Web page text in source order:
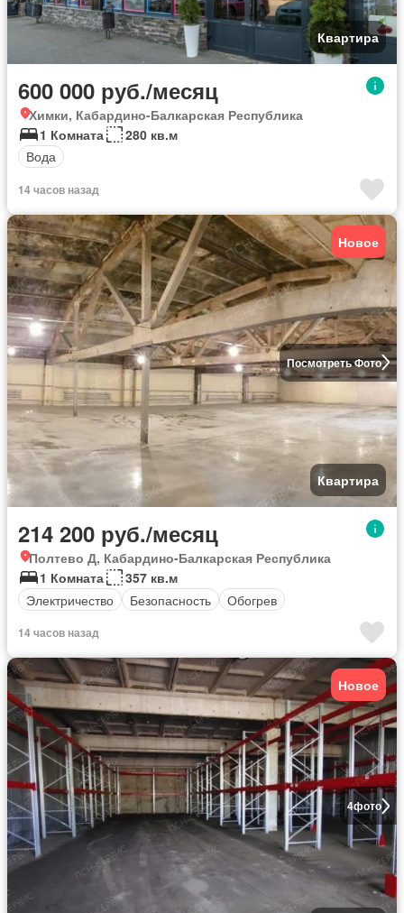
Квартира
600 000 руб./месяц
Химки, Кабардино-Балкарская Республика
1 Комната
280 кв.м
Вода
14 часов назад
Посмотреть Фото
Новое
Квартира
214 200 руб./месяц
Полтево Д, Кабардино-Балкарская Республика
1 Комната
357 кв.м
Электричество
Безопасность Обогрев
14 часов назад
4фото
Новое